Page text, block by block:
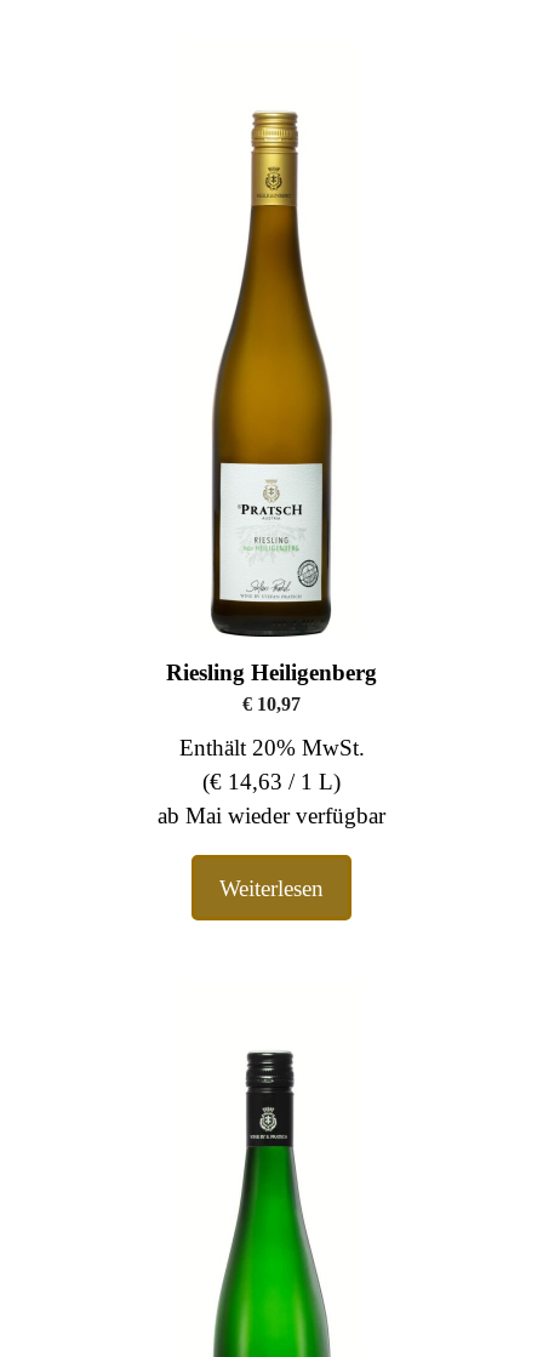
Riesling Heiligenberg
€ 10,97
Enthält 20% MwSt.
(€ 14,63 / 1 L)
ab Mai wieder verfügbar
Weiterlesen